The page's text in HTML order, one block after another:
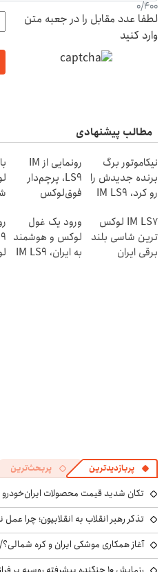
0/400
لطفا عدد مقابل را در جعبه متن
وارد کنید
مطالب پیشنهادی
نیکاموتور برگ
برنده جدیدش را
رو کرد، IM LS9
ایران شد
رونمایی از IM
LS9، پرچم‌دار
فوق‌لوکس
ایران شد
IM LS7 لوکس
ترین شاسی بلند
برقی ایران
ورود یک غول
لوکس و هوشمند
به ایران، IM LS9
پربازدیدترین پربحث‌ترین
تکان شدید قیمت محصولات ایران‌خودرو و سایپا
تذکر رهبر انقلاب به انقلابیون؛ چرا
آغاز همکاری موشکی ایران و کره